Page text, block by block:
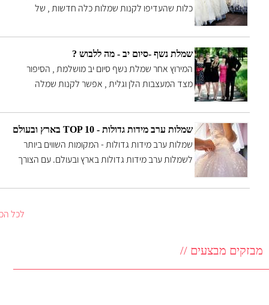
כלות שהעדיפו לקנות שמלות כלה חדשות , של
עליהם מחיר יקר , בסוף הערב רצו למכור , אך לא היה
למי
שמלת נשף -סיום יב - מה ללבוש ?
המירוץ אחר שמלת נשף סיום יב מושלמת , הסיפור
מצד המעצבות הלן וגלית , אפשר לקנות שמלה
מחיר אני אמר אני ולא קבל?
שמלות ערב מידות גדולות - TOP 10 בארץ ובעולם
שמלות ערב מידות גדולות - המקומות השווים ביותר
לשמלות ערב מידות גדולות בארץ ובעולם. עם הצורך
קורה שאת מחפשת לך שמלת ערב במידה גדולה,
לכל
מבזקים מבצעים //